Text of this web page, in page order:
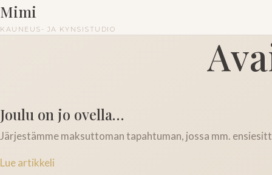
Mimi
KAUNEUS- JA KYNSISTUDIO
Joulu on jo ovella…
Järjestämme maksuttoman tapahtuman, jossa mm.
Lue artikkeli